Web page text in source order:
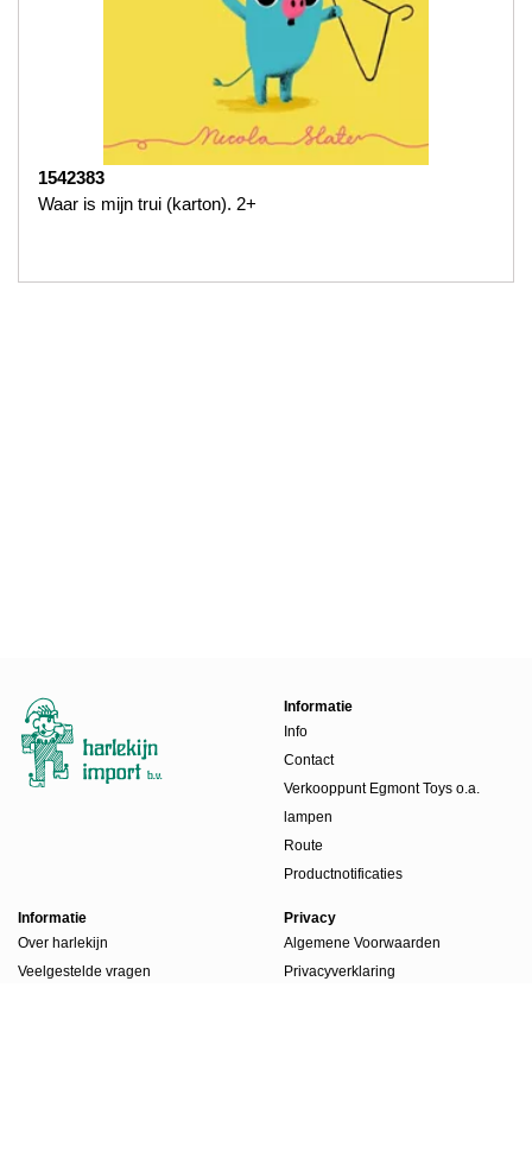
1542383
Waar is mijn trui (karton). 2+
Informatie
Info
Contact
Verkooppunt Egmont Toys o.a.
lampen
Route
Productnotificaties
Informatie
Over harlekijn
Veelgestelde vragen
Privacy
Algemene Voorwaarden
Privacyverklaring